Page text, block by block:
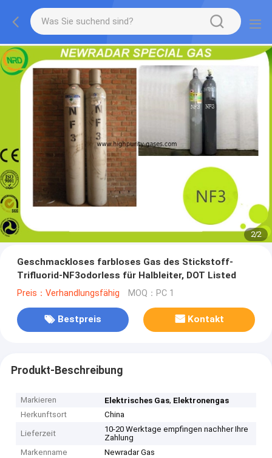
2/2
Geschmackloses farbloses Gas des Stickstoff-
Trifluorid-NF3odorless für Halbleiter, DOT Listed
Preis：Verhandlungsfähig MOQ：PC 1
Bestpreis Kontakt
Produkt-Beschreibung
Markieren Elektrisches Gas, Elektronengas
Herkunftsort
China
Lieferzeit
10-20 Werktage empfingen nachher Ihre
Zahlung
Markenname
Newradar Gas